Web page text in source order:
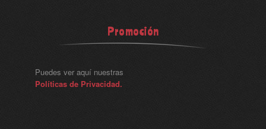
Promoción
Puedes ver aquí nuestras
Políticas de Privacidad.